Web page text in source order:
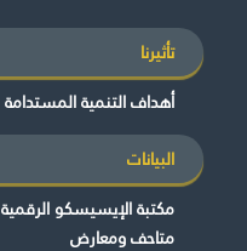
تأثيرنا
أهداف التنمية المستدامة
البيانات
مكتبة الإيسيسكو الرقمية
متاحف ومعارض